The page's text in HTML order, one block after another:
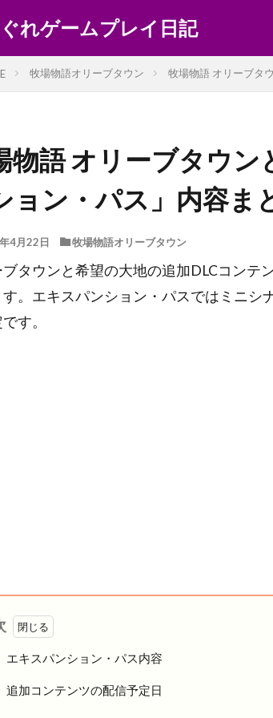
れゲームプレイ日記
牧場物語オリーブタウン 牧場物語 オリーブタ
物語 オリーブタウ
ョン・パス」内容ま
4月22日 牧場物語オリーブタウン
ブタウンと希望の大地の追加DLCコンテ
す。エキスパンション・パスではミニ
す。
エキスパンション・パス内容
追加コンテンツの配信予定日